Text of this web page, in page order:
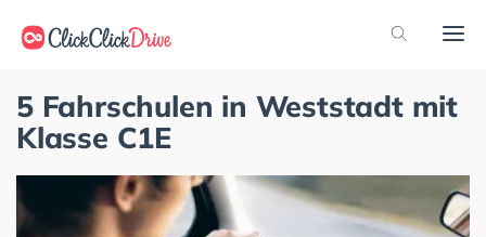
5 Fahrschulen in Weststadt mit
Klasse C1E